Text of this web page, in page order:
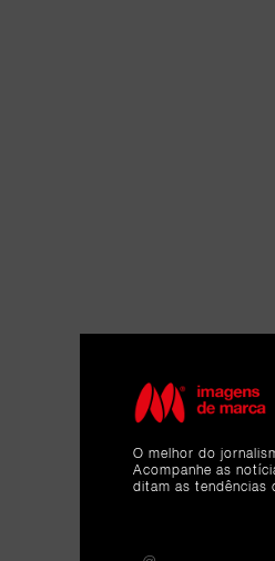
O melhor do
Acompanhe as
ditam as tendências